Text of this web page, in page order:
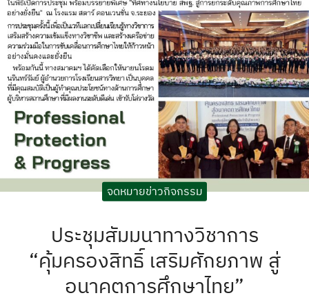
รา
ะกันอุบัติเหตุ
จดหมายข่าวกิจกรรม
ประชุมสัมมนาทางวิชาการ
“คุ้มครองสิทธิ์ เสริมศักยภาพ สู่
อนาคตการศึกษาไทย”